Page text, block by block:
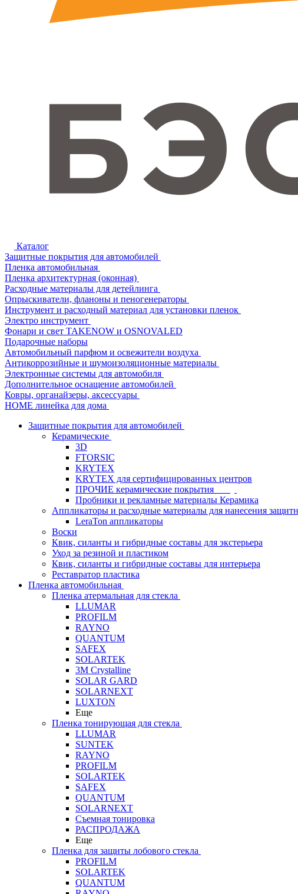
Каталог
Защитные покрытия для автомобилей
Пленка автомобильная
Пленка архитектурная (оконная)
Расходные материалы для детейлинга
Опрыскиватели, фланоны и пеногенераторы
Инструмент и расходный материал для установки пленок
Электро инструмент
Фонари и свет TAKENOW и OSNOVALED
Подарочные наборы
Автомобильный парфюм и освежители воздуха
Антикоррозийные и шумоизоляционные материалы
Электронные системы для автомобиля
Дополнительное оснащение автомобилей
Ковры, органайзеры, аксессуары
HOME линейка для дома
Защитные покрытия для автомобилей
Керамические
3D
FTORSIC
KRYTEX
KRYTEX для сертифицированных центров
ПРОЧИЕ керамические покрытия
Пробники и рекламные материалы Керамика
Аппликаторы и расходные материалы для нанесения
LeraTon аппликаторы
Воски
Квик, силанты и гибридные составы для экстерьера
Уход за резиной и пластиком
Квик, силанты и гибридные составы для интерьера
Реставратор пластика
Пленка автомобильная
Пленка атермальная для стекла
LLUMAR
PROFILM
RAYNO
QUANTUM
SAFEX
SOLARTEK
3M Crystalline
SOLAR GARD
SOLARNEXT
LUXTON
Еще
Пленка тонирующая для стекла
LLUMAR
SUNTEK
RAYNO
PROFILM
SOLARTEK
SAFEX
QUANTUM
SOLARNEXT
Съемная тонировка
РАСПРОДАЖА
Еще
Пленка для защиты лобового стекла
PROFILM
SOLARTEK
QUANTUM